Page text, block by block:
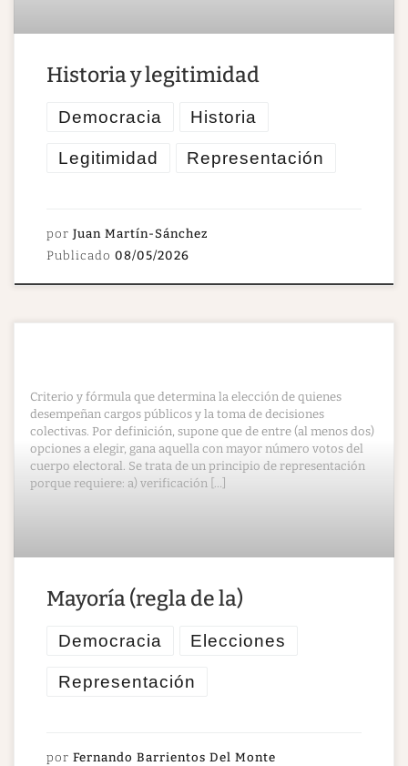
Historia y legitimidad
Democracia Historia
Legitimidad Representación
por Juan Martín-Sánchez
Publicado 08/05/2026
Criterio y fórmula que determina la elección de quienes
desempeñan cargos públicos y la toma de decisiones
colectivas. Por definición, supone que de entre (al menos dos)
opciones a elegir, gana aquella con mayor número votos del
cuerpo electoral. Se trata de un principio de representación
porque requiere: a) verificación […]
​Mayoría (regla de la)
Democracia Elecciones
Representación
por Fernando Barrientos Del Monte